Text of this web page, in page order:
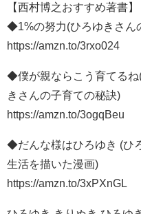
【西村博之おすすめ著書】
◆1%の努力(ひろゆきさん
https://amzn.to/3rxo024
◆僕が親ならこう育てるね
きさんの子育ての秘訣)
https://amzn.to/3ogqBeu
◆だんな様はひろゆき (ひ
生活を描いた漫画)
https://amzn.to/3xPXnGL